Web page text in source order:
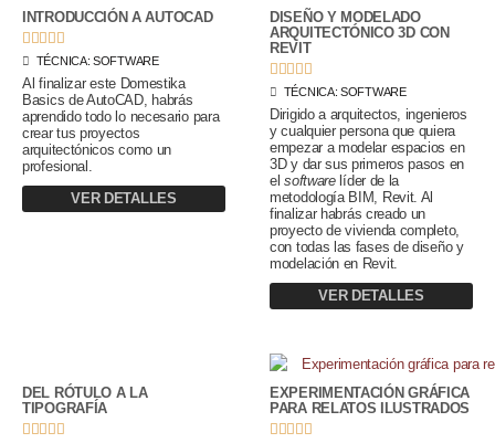
INTRODUCCIÓN A AUTOCAD
    
TÉCNICA:SOFTWARE
Al finalizar este Domestika
Basics de AutoCAD, habrás
aprendido todo lo necesario para
crear tus proyectos
arquitectónicos como un
profesional.
VER DETALLES
DISEÑO Y MODELADO
ARQUITECTÓNICO 3D CON
REVIT
    
TÉCNICA:SOFTWARE
Dirigido a arquitectos, ingenieros
y cualquier persona que quiera
empezar a modelar espacios en
3D y dar sus primeros pasos en
elsoftwarelíder de la
metodología BIM, Revit. Al
finalizar habrás creado un
proyecto de vivienda completo,
con todas las fases de diseño y
modelación en Revit.
VER DETALLES
DEL RÓTULO A LA
TIPOGRAFÍA
    
EXPERIMENTACIÓN GRÁFICA
PARA RELATOS ILUSTRADOS
    